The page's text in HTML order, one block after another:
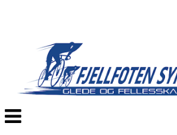
Veksle
navigasjon